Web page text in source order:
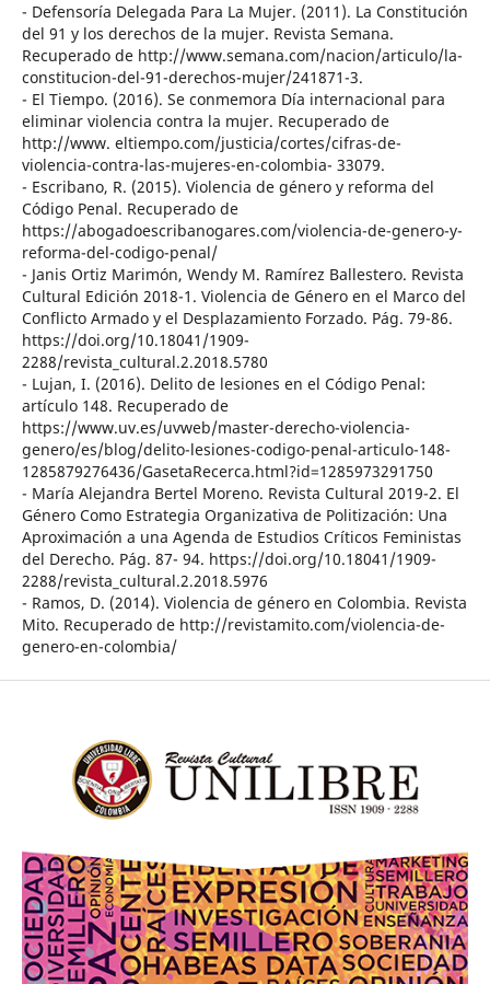
- Defensoría Delegada Para La Mujer. (2011). La Constitución
del 91 y los derechos de la mujer. Revista Semana.
Recuperado de http://www.semana.com/nacion/articulo/la-
constitucion-del-91-derechos-mujer/241871-3.
- El Tiempo. (2016). Se conmemora Día internacional para
eliminar violencia contra la mujer. Recuperado de
http://www. eltiempo.com/justicia/cortes/cifras-de-
violencia-contra-las-mujeres-en-colombia- 33079.
- Escribano, R. (2015). Violencia de género y reforma del
Código Penal. Recuperado de
https://abogadoescribanogares.com/violencia-de-genero-y-
reforma-del-codigo-penal/
- Janis Ortiz Marimón, Wendy M. Ramírez Ballestero. Revista
Cultural Edición 2018-1. Violencia de Género en el Marco del
Conflicto Armado y el Desplazamiento Forzado. Pág. 79-86.
https://doi.org/10.18041/1909-
2288/revista_cultural.2.2018.5780
- Lujan, I. (2016). Delito de lesiones en el Código Penal:
artículo 148. Recuperado de
https://www.uv.es/uvweb/master-derecho-violencia-
genero/es/blog/delito-lesiones-codigo-penal-articulo-148-
1285879276436/GasetaRecerca.html?id=1285973291750
- María Alejandra Bertel Moreno. Revista Cultural 2019-2. El
Género Como Estrategia Organizativa de Politización: Una
Aproximación a una Agenda de Estudios Críticos Feministas
del Derecho. Pág. 87- 94. https://doi.org/10.18041/1909-
2288/revista_cultural.2.2018.5976
- Ramos, D. (2014). Violencia de género en Colombia. Revista
Mito. Recuperado de http://revistamito.com/violencia-de-
genero-en-colombia/